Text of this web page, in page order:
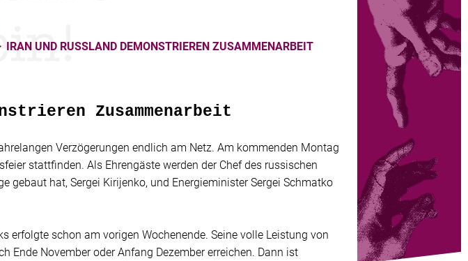
IRAN UND RUSSLAND DEMONSTRIEREN ZUSAMMENARBEIT
Zusammenarbeit
Verzögerungen endlich am Netz. Am kommenden Montag
stattfinden. Als Ehrengäste werden der Chef des russischen
gebaut hat, Sergei Kirijenko, und Energieminister Sergei Schmatko
erfolgte schon am vorigen Wochenende. Seine volle Leistung von
Ende November oder Anfang Dezember erreichen. Dann ist